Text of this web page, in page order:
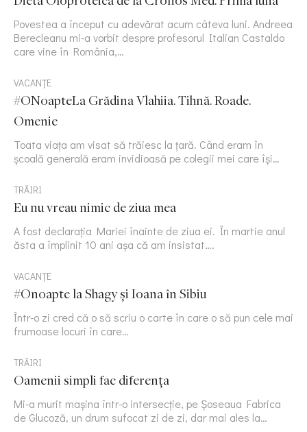
Povestea a început cu adevărat acum câteva luni. Andreea
Berecleanu mi-a vorbit despre profesorul Italian Castaldo
care vine în România,…
VACANȚE
#ONoapteLa Grădina Vlahiia. Tihnă. Roade.
Omenie
Toata viața am visat să trăiesc la țară. Când eram în
școală generală eram invidioasă pe colegii mei care își…
TRĂIRI
Eu nu vreau nimic de ziua mea
A fost declarația Mariei înainte de ziua ei. În martie anul
ăsta a împlinit 10 ani așa că am insistat….
VACANȚE
#Onoapte la Shagy și Ioana în Sibiu
Într-o zi cred că o să scriu o carte în care o să pun cele mai
frumoase locuri în care…
TRĂIRI
Oamenii simpli fac diferența
Mi-a murit mașina într-o intersecție, pe Șoseaua Fabrica
de Glucoză, un drum sufocat zi de zi, dar mai ales la…